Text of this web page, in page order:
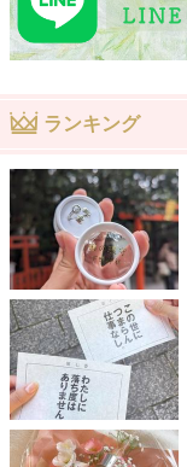
ランキング